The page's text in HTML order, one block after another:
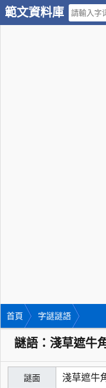
範文資料庫
首頁 字謎謎語
謎語：淺草遮牛
謎面 淺草遮牛